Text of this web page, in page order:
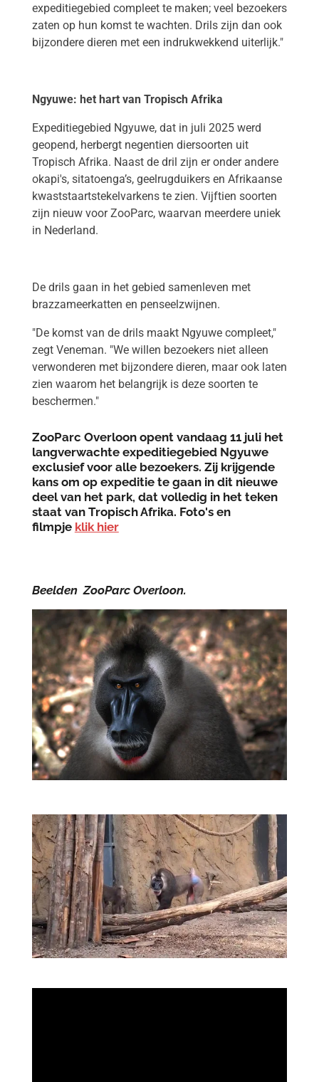
expeditiegebied compleet te maken; veel bezoekers
zaten op hun komst te wachten. Drils zijn dan ook
bijzondere dieren met een indrukwekkend uiterlijk."
Ngyuwe: het hart van Tropisch Afrika
Expeditiegebied Ngyuwe, dat in juli 2025 werd
geopend, herbergt negentien diersoorten uit
Tropisch Afrika. Naast de dril zijn er onder andere
okapi's, sitatoenga’s, geelrugduikers en Afrikaanse
kwaststaartstekelvarkens te zien. Vijftien soorten
zijn nieuw voor ZooParc, waarvan meerdere uniek
in Nederland.
De drils gaan in het gebied samenleven met
brazzameerkatten en penseelzwijnen.
"De komst van de drils maakt Ngyuwe compleet,"
zegt Veneman. "We willen bezoekers niet alleen
verwonderen met bijzondere dieren, maar ook laten
zien waarom het belangrijk is deze soorten te
beschermen."
ZooParc Overloon opent vandaag 11 juli het
langverwachte expeditiegebied Ngyuwe
exclusief voor alle bezoekers. Zij krijgende
kans om op expeditie te gaan in dit nieuwe
deel van het park, dat volledig in het teken
staat van Tropisch Afrika. Foto's en
filmpje klik hier
Beelden ZooParc Overloon.